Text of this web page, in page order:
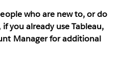
who are new to, or do
you already use Tableau,
Manager for additional